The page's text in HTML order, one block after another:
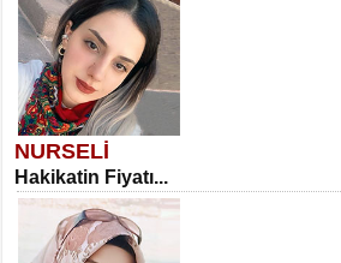
NURSELİ
Hakikatin Fiyatı...